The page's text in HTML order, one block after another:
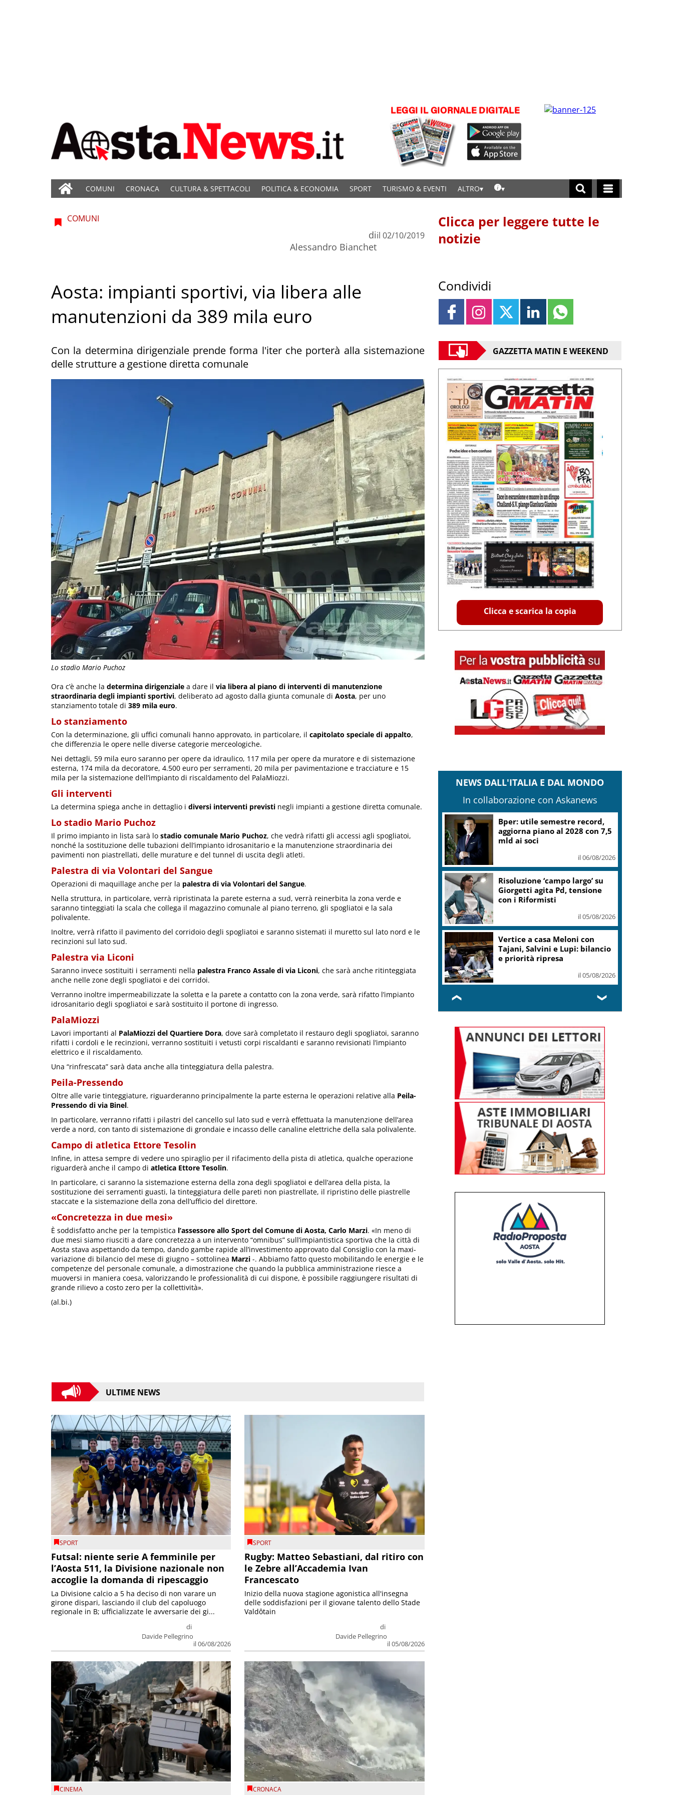
COMUNI CRONACA CULTURA & SPETTACOLI POLITICA & ECONOMIA SPORT TURISMO & EVENTI ALTRO
Lo stadio Mario Puchoz
COMUNI
di
Alessandro Bianchet
il 02/10/2019
Aosta: impianti sportivi, via libera alle
manutenzioni da 389 mila euro
Con la determina dirigenziale prende forma l'iter che porterà alla sistemazione
delle strutture a gestione diretta comunale
Ora c’è anche la determina dirigenziale a dare il via libera al piano di interventi di manutenzione
straordinaria degli impianti sportivi, deliberato ad agosto dalla giunta comunale di Aosta, per uno
stanziamento totale di 389 mila euro.
Lo stanziamento
Con la determinazione, gli uffici comunali hanno approvato, in particolare, il capitolato speciale di appalto,
che differenzia le opere nelle diverse categorie merceologiche.
Nei dettagli, 59 mila euro saranno per opere da idraulico, 117 mila per opere da muratore e di sistemazione
esterna, 174 mila da decoratore, 4.500 euro per serramenti, 20 mila per pavimentazione e tracciature e 15
mila per la sistemazione dell’impianto di riscaldamento del PalaMiozzi.
Gli interventi
La determina spiega anche in dettaglio i diversi interventi previsti negli impianti a gestione diretta comunale.
Lo stadio Mario Puchoz
Il primo impianto in lista sarà lo stadio comunale Mario Puchoz, che vedrà rifatti gli accessi agli spogliatoi,
nonché la sostituzione delle tubazioni dell’impianto idrosanitario e la manutenzione straordinaria dei
pavimenti non piastrellati, delle murature e del tunnel di uscita degli atleti.
Palestra di via Volontari del Sangue
Operazioni di maquillage anche per la palestra di via Volontari del Sangue.
Nella struttura, in particolare, verrà ripristinata la parete esterna a sud, verrà reinerbita la zona verde e
saranno tinteggiati la scala che collega il magazzino comunale al piano terreno, gli spogliatoi e la sala
polivalente.
Inoltre, verrà rifatto il pavimento del corridoio degli spogliatoi e saranno sistemati il muretto sul lato nord e le
recinzioni sul lato sud.
Palestra via Liconi
Saranno invece sostituiti i serramenti nella palestra Franco Assale di via Liconi, che sarà anche ritinteggiata
anche nelle zone degli spogliatoi e dei corridoi.
Verranno inoltre impermeabilizzate la soletta e la parete a contatto con la zona verde, sarà rifatto l’impianto
idrosanitario degli spogliatoi e sarà sostituito il portone di ingresso.
PalaMiozzi
Lavori importanti al PalaMiozzi del Quartiere Dora, dove sarà completato il restauro degli spogliatoi, saranno
rifatti i cordoli e le recinzioni, verranno sostituiti i vetusti corpi riscaldanti e saranno revisionati l’impianto
elettrico e il riscaldamento.
Una “rinfrescata” sarà data anche alla tinteggiatura della palestra.
Peila-Pressendo
Oltre alle varie tinteggiature, riguarderanno principalmente la parte esterna le operazioni relative alla Peila-
Pressendo di via Binel.
In particolare, verranno rifatti i pilastri del cancello sul lato sud e verrà effettuata la manutenzione dell’area
verde a nord, con tanto di sistemazione di grondaie e incasso delle canaline elettriche della sala polivalente.
Campo di atletica Ettore Tesolin
Infine, in attesa sempre di vedere uno spiraglio per il rifacimento della pista di atletica, qualche operazione
riguarderà anche il campo di atletica Ettore Tesolin.
In particolare, ci saranno la sistemazione esterna della zona degli spogliatoi e dell’area della pista, la
sostituzione dei serramenti guasti, la tinteggiatura delle pareti non piastrellate, il ripristino delle piastrelle
staccate e la sistemazione della zona dell’ufficio del direttore.
«Concretezza in due mesi»
È soddisfatto anche per la tempistica l’assessore allo Sport del Comune di Aosta, Carlo Marzi. «In meno di
due mesi siamo riusciti a dare concretezza a un intervento “omnibus” sull’impiantistica sportiva che la città di
Aosta stava aspettando da tempo, dando gambe rapide all’investimento approvato dal Consiglio con la maxi-
variazione di bilancio del mese di giugno – sottolinea Marzi -. Abbiamo fatto questo mobilitando le energie e le
competenze del personale comunale, a dimostrazione che quando la pubblica amministrazione riesce a
muoversi in maniera coesa, valorizzando le professionalità di cui dispone, è possibile raggiungere risultati di
grande rilievo a costo zero per la collettività».
(al.bi.)
ULTIME NEWS
SPORT
Futsal: niente serie A femminile per
l’Aosta 511, la Divisione nazionale non
accoglie la domanda di ripescaggio
di
Davide Pellegrino
il 06/08/2026
La Divisione calcio a 5 ha deciso di non varare un
girone dispari, lasciando il club del capoluogo
regionale in B; ufficializzate le avversarie dei gi...
SPORT
Rugby: Matteo Sebastiani, dal ritiro con
le Zebre all’Accademia Ivan
Francescato
di
Davide Pellegrino
il 05/08/2026
Inizio della nuova stagione agonistica all'insegna
delle soddisfazioni per il giovane talento dello Stade
Valdôtain
CINEMA CRONACA
Clicca per leggere tutte le
notizie
Condividi
GAZZETTA MATIN E WEEKEND
Clicca e scarica la copia
NEWS DALL'ITALIA E DAL MONDO
In collaborazione con Askanews
Bper: utile semestre record,
aggiorna piano al 2028 con 7,5
mld ai soci
il 06/08/2026
Risoluzione ‘campo largo’ su
Giorgetti agita Pd, tensione
con i Riformisti
il 05/08/2026
Vertice a casa Meloni con
Tajani, Salvini e Lupi: bilancio
e priorità ripresa
il 05/08/2026
❮ ❯